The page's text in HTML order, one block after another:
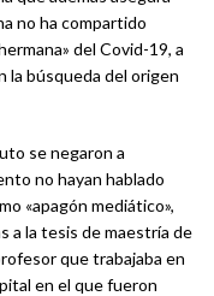
no ha compartido
del Covid-19, a
la búsqueda del origen
se negaron a
no hayan hablado
«apagón mediático»,
a la tesis de maestría de
que trabajaba en
en el que fueron